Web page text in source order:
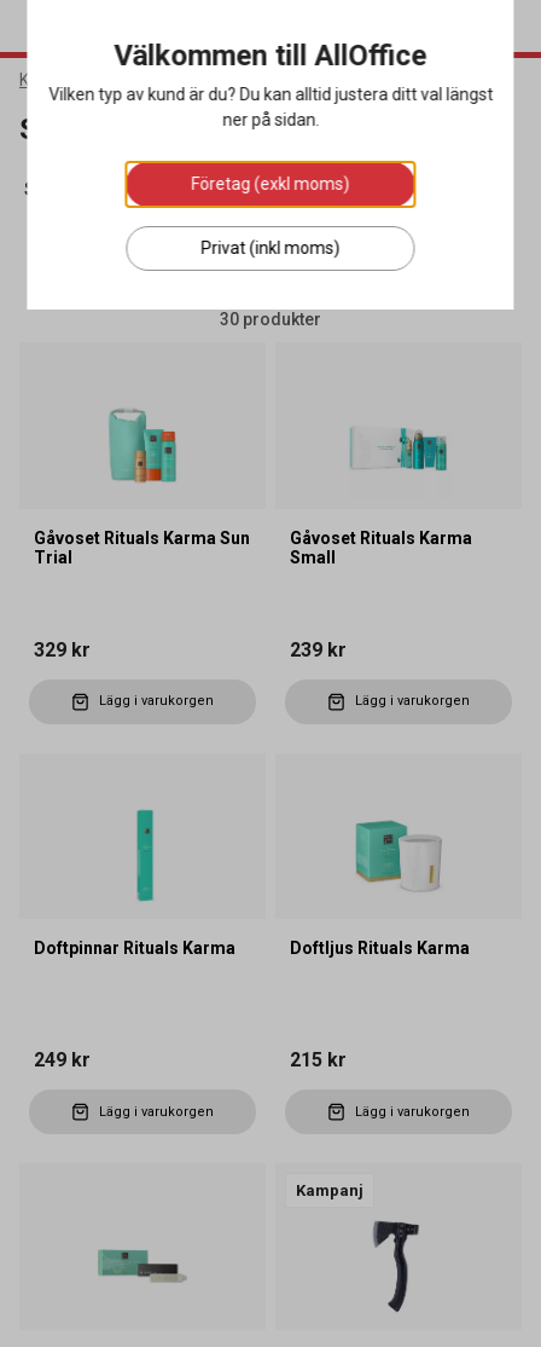
Kök & Servering
Sommar
Sommargåvor (22) Sommarprodukter
SORTERA FILTRERA
30 produkter
Gåvoset Rituals Karma Sun
Trial
329 kr
Lägg i varukorgen
Gåvoset Rituals Karma
Small
239 kr
Lägg i varukorgen
Doftpinnar Rituals Karma
249 kr
Lägg i varukorgen
Doftljus Rituals Karma
215 kr
Lägg i varukorgen
Kampanj
Välkommen till AllOffice
Vilken typ av kund är du? Du kan alltid justera ditt val längst
ner på sidan.
Företag (exkl moms)
Privat (inkl moms)